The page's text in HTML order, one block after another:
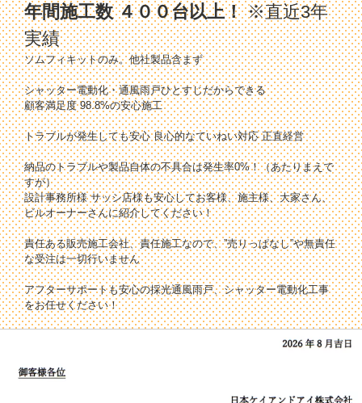
年間施工数 ４００台以上！※直近3年
実績
ソムフィキットのみ。他社製品含まず
シャッター電動化・通風雨戸ひとすじだからできる
顧客満足度 98.8%の安心施工
トラブルが発生しても安心 良心的なていねい対応 正直経営
納品のトラブルや製品自体の不具合は発生率0%！（あたりまえで
すが）
設計事務所様 サッシ店様も安心してお客様、施主様、大家さん、
ビルオーナーさんに紹介してください！
責任ある販売施工会社、責任施工なので、”売りっぱなし”や無責任
な受注は一切行いません
アフターサポートも安心の採光通風雨戸、シャッター電動化工事
をお任せください！